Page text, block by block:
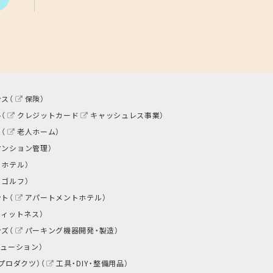
（ 保険）
クレジットカード キャッシュレス事業）
老人ホーム）
ション管理）
テル）
ゴルフ）
（
アパートメントホテル）
ットネス）
（
パーキング機器開発・製造）
ーション）
ダクツ）（
工具・DIY・整備用品）